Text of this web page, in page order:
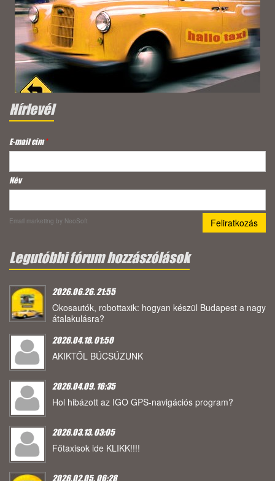
Hírlevél
E-mail cím*
Név
Email marketing by NeoSoft
Legutóbbi fórum hozzászólások
2026.06.26. 21:55
Okosautók, robottaxik: hogyan készül Budapest a nagy
átalakulásra?
2026.04.18. 01:50
AKIKTŐL BÚCSÚZUNK
2026.04.09. 16:35
Hol hibázott az IGO GPS-navigációs program?
2026.03.13. 03:05
Főtaxisok ide KLIKK!!!!
2026.02.05. 06:28